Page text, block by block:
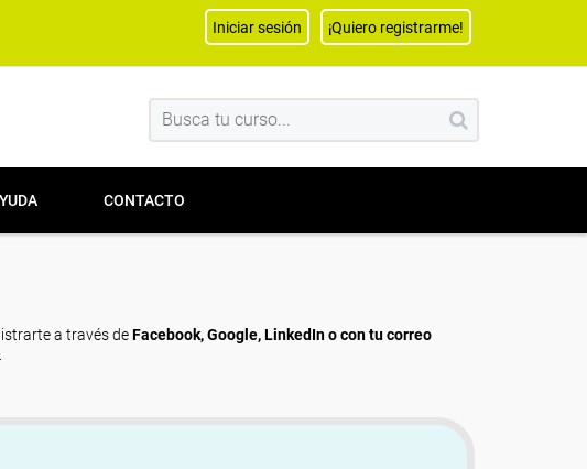
Iniciar sesión ¡Quiero registrarme!
CONTACTO
a través deFacebook, Google, LinkedIn o con tu correo